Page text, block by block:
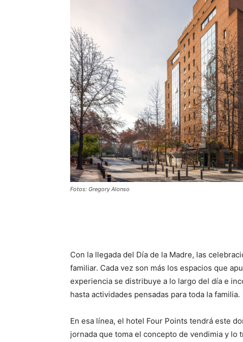
Fotos: Gregory Alonso
Con la llegada del Día de la Madre, las
familiar. Cada vez son más los espacios que
experiencia se distribuye a lo largo del día e
hasta actividades pensadas para toda la familia.
En esa línea, el hotel Four Points tendrá este
jornada que toma el concepto de vendimia y lo